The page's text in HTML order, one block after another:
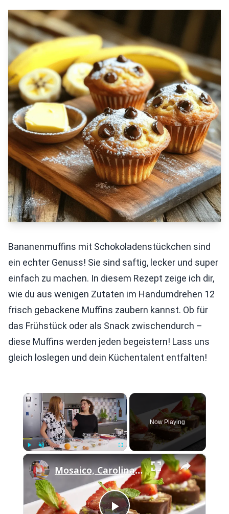
Bananenmuffins mit Schokoladenstückchen sind
ein echter Genuss! Sie sind saftig, lecker und super
einfach zu machen. In diesem Rezept zeige ich dir,
wie du aus wenigen Zutaten im Handumdrehen 12
frisch gebackene Muffins zaubern kannst. Ob für
das Frühstück oder als Snack zwischendurch –
diese Muffins werden jeden begeistern! Lass uns
gleich loslegen und dein Küchentalent entfalten!
×
Now Playing
×
Mosaico, Carolina’s Rocky Road No-Bake Cake